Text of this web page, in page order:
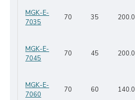
MGK-E-
7035
70 35 200.0
MGK-E-
7045
70 45 200.0
MGK-E-
7060
70 60 140.0